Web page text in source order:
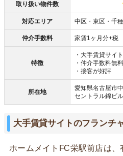
取り扱い物件数
対応エリア 中区・東区・千
仲介手数料 家賃1ヶ月分+税
特徴
・大手賃貸サイ
・仲介手数料無
・接客が好評
所在地
愛知県名古屋市
セントラル錦ビ
大手賃貸サイトのフランチ
ホームメイトFC栄駅前店は